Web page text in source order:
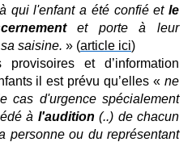
qui l'enfant a été confié et le
et porte à leur
saisine. » (article ici)
et d’information
il est prévu qu’elles « ne
cas d'urgence spécialement
à l'audition (..) de chacun
personne ou du représentant